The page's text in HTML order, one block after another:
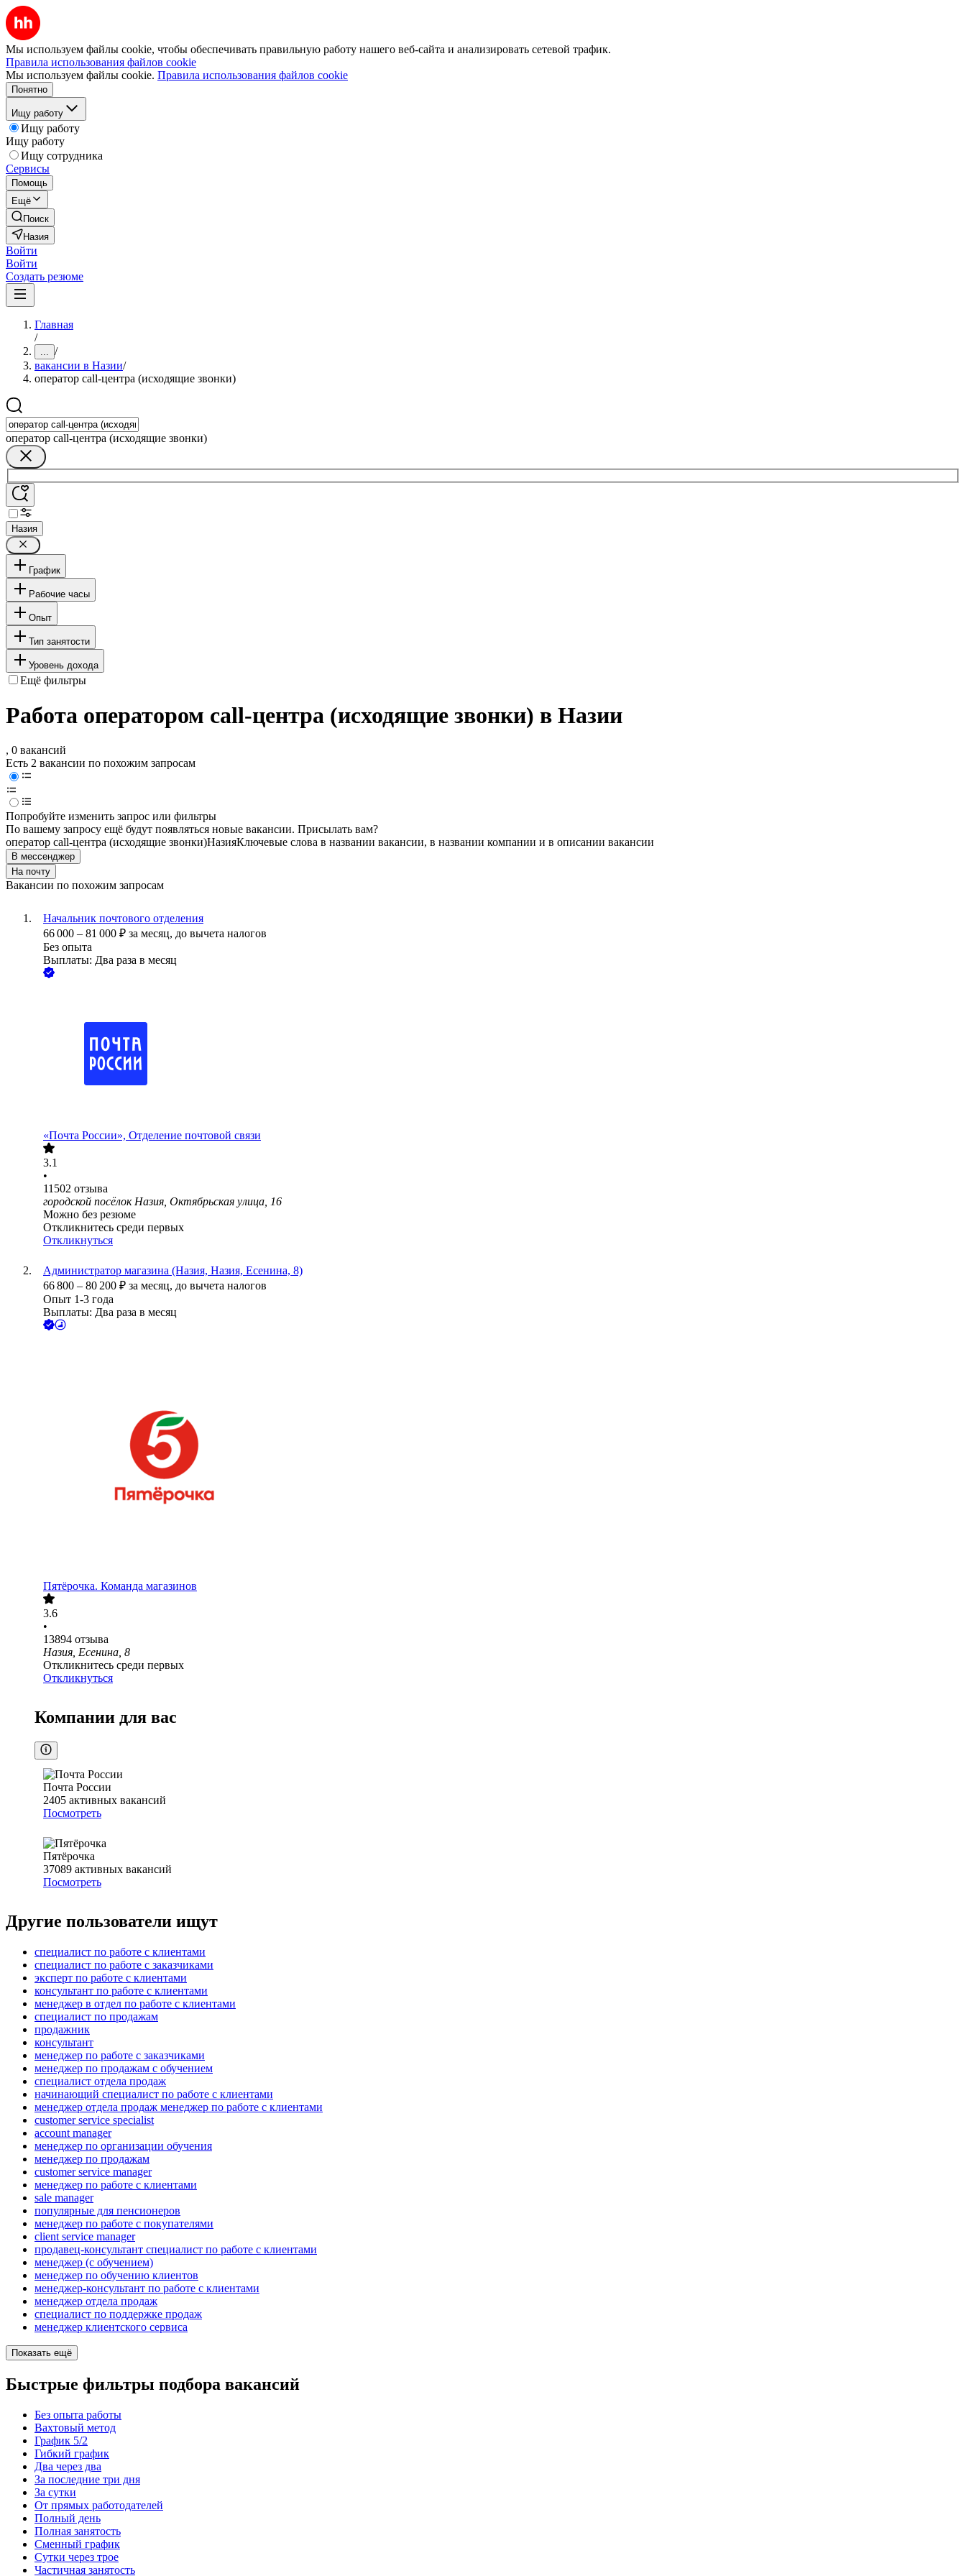
Мы используем файлы cookie, чтобы обеспечивать правильную работу нашего веб-сайта и анализировать сетевой трафик.
Правила использования файлов cookie
Мы используем файлы cookie. Правила использования файлов cookie
Понятно
Ищу работу
Ищу работу
Ищу работу
Ищу сотрудника
Сервисы
Помощь
Ещё
Поиск
Назия
Войти
Войти
Создать резюме
Главная
/
... /
вакансии в Назии/
оператор call-центра (исходящие звонки)
оператор call-центра (исходящие звонки)
Назия
График
Рабочие часы
Опыт
Тип занятости
Уровень дохода
Ещё фильтры
Работа оператором call-центра (исходящие звонки) в Назии
, 0 вакансий
Есть 2 вакансии по похожим запросам
Попробуйте изменить запрос или фильтры
По вашему запросу ещё будут появляться новые вакансии. Присылать вам?
оператор call-центра (исходящие звонки)НазияКлючевые слова в названии вакансии, в названии компании и в описании вакансии
В мессенджер
На почту
Вакансии по похожим запросам
Начальник почтового отделения
66 000 – 81 000 ₽ за месяц, до вычета налогов
Без опыта
Выплаты: Два раза в месяц
«Почта России», Отделение почтовой связи
3.1
•
11502 отзыва
городской посёлок Назия, Октябрьская улица, 16
Можно без резюме
Откликнитесь среди первых
Откликнуться
Администратор магазина (Назия, Назия, Есенина, 8)
66 800 – 80 200 ₽ за месяц, до вычета налогов
Опыт 1-3 года
Выплаты: Два раза в месяц
Пятёрочка. Команда магазинов
3.6
•
13894 отзыва
Назия, Есенина, 8
Откликнитесь среди первых
Откликнуться
Компании для вас
Почта России
2405 активных вакансий
Посмотреть
Пятёрочка
37089 активных вакансий
Посмотреть
Другие пользователи ищут
специалист по работе с клиентами
специалист по работе с заказчиками
эксперт по работе с клиентами
консультант по работе с клиентами
менеджер в отдел по работе с клиентами
специалист по продажам
продажник
консультант
менеджер по работе с заказчиками
менеджер по продажам с обучением
специалист отдела продаж
начинающий специалист по работе с клиентами
менеджер отдела продаж менеджер по работе с клиентами
customer service specialist
account manager
менеджер по организации обучения
менеджер по продажам
customer service manager
менеджер по работе с клиентами
sale manager
популярные для пенсионеров
менеджер по работе с покупателями
client service manager
продавец-консультант специалист по работе с клиентами
менеджер (с обучением)
менеджер по обучению клиентов
менеджер-консультант по работе с клиентами
менеджер отдела продаж
специалист по поддержке продаж
менеджер клиентского сервиса
Показать ещё
Быстрые фильтры подбора вакансий
Без опыта работы
Вахтовый метод
График 5/2
Гибкий график
Два через два
За последние три дня
За сутки
От прямых работодателей
Полный день
Полная занятость
Сменный график
Сутки через трое
Частичная занятость